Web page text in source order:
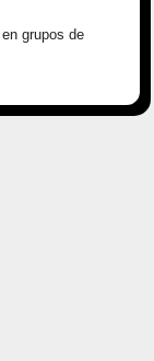
grupos de